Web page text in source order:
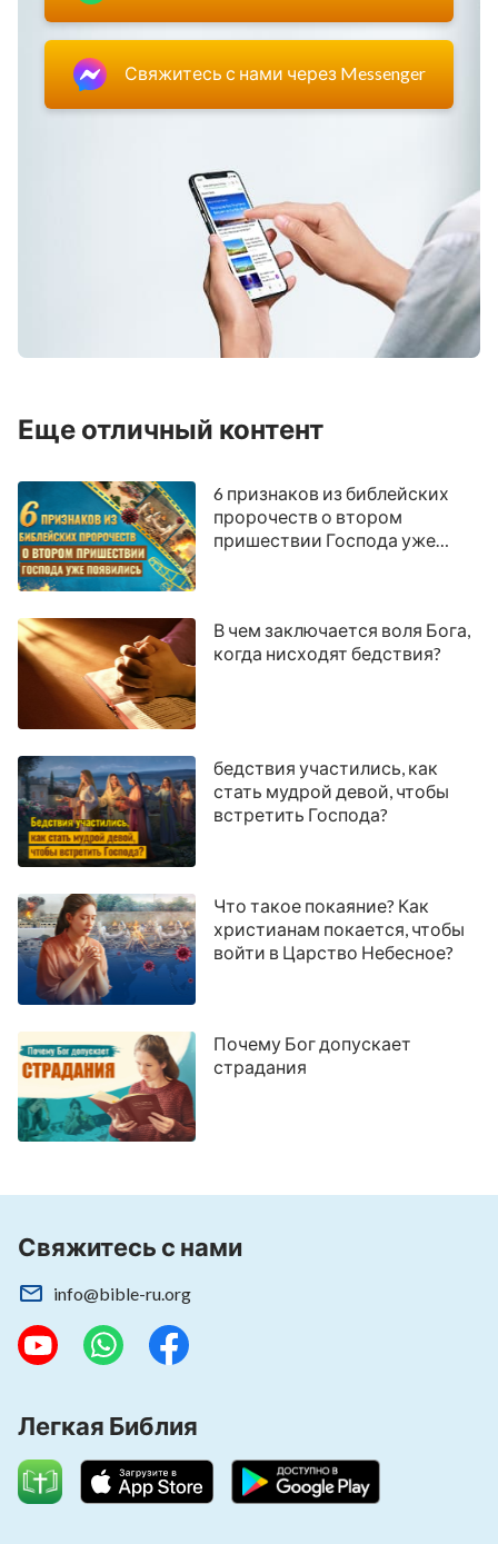
Свяжитесь с нами через Messenger
Еще отличный контент
6 признаков из библейских
пророчеств о втором
пришествии Господа уже
В чем заключается воля Бога,
когда нисходят бедствия?
бедствия участились, как
стать мудрой девой, чтобы
встретить Господа?
Что такое покаяние? Как
христианам покается, чтобы
войти в Царство Небесное?
Почему Бог допускает
страдания
Свяжитесь с нами
info@bible-ru.org
Легкая Библия